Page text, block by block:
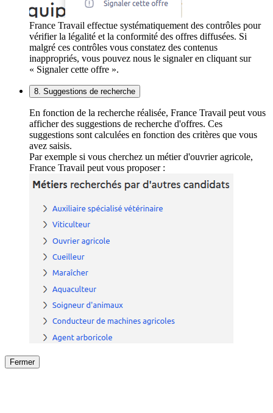
France Travail effectue systématiquement des contrôles pour
vérifier la légalité et la conformité des offres diffusées. Si
malgré ces contrôles vous constatez des contenus
inappropriés, vous pouvez nous le signaler en cliquant sur
« Signaler cette offre ».
8. Suggestions de recherche
En fonction de la recherche réalisée, France Travail peut vous
afficher des suggestions de recherche d'offres. Ces
suggestions sont calculées en fonction des critères que vous
avez saisis.
Par exemple si vous cherchez un métier d'ouvrier agricole,
France Travail peut vous proposer :
Fermer